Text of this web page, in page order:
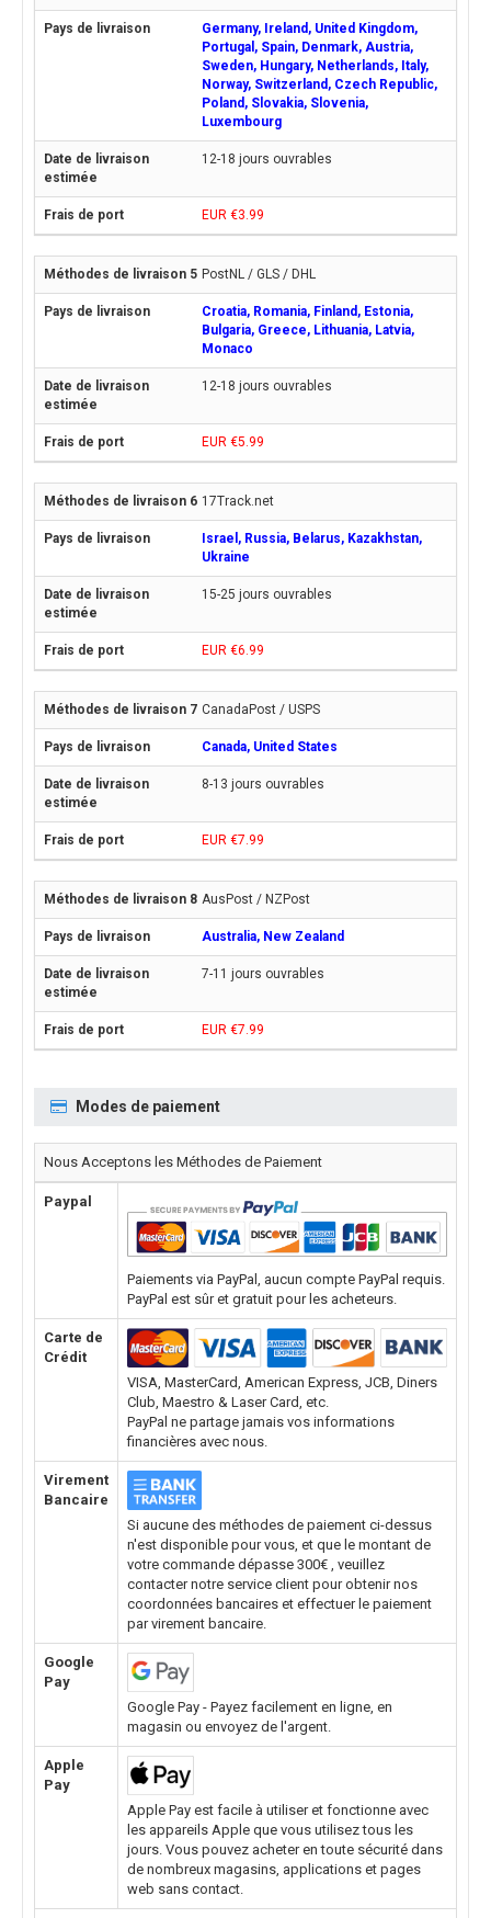
Germany, Ireland, United Kingdom,
Portugal, Spain, Denmark, Austria,
Sweden, Hungary, Netherlands, Italy,
Norway, Switzerland, Czech Republic,
Poland, Slovakia, Slovenia,
Luxembourg
12-18 jours ouvrables
EUR €3.99
PostNL / GLS / DHL
Croatia, Romania, Finland, Estonia,
Bulgaria, Greece, Lithuania, Latvia,
Monaco
12-18 jours ouvrables
EUR €5.99
17Track.net
Israel, Russia, Belarus, Kazakhstan,
Ukraine
15-25 jours ouvrables
EUR €6.99
CanadaPost / USPS
Canada, United States
8-13 jours ouvrables
EUR €7.99
AusPost / NZPost
Australia, New Zealand
7-11 jours ouvrables
EUR €7.99
Modes de paiement
Nous Acceptons les Méthodes de Paiement
Paypal
Paiements via PayPal, aucun compte PayPal requis.
PayPal est sûr et gratuit pour les acheteurs.
Carte de
Crédit
VISA, MasterCard, American Express, JCB, Diners
Club, Maestro & Laser Card, etc.
PayPal ne partage jamais vos informations
financières avec nous.
Virement
Bancaire
Si aucune des méthodes de paiement ci-dessus
n'est disponible pour vous, et que le montant de
votre commande dépasse 300€ , veuillez
contacter notre service client pour obtenir nos
coordonnées bancaires et effectuer le paiement
par virement bancaire.
Google
Pay
Google Pay - Payez facilement en ligne, en
magasin ou envoyez de l'argent.
Apple
Pay
Apple Pay est facile à utiliser et fonctionne avec
les appareils Apple que vous utilisez tous les
jours. Vous pouvez acheter en toute sécurité dans
de nombreux magasins, applications et pages
web sans contact.